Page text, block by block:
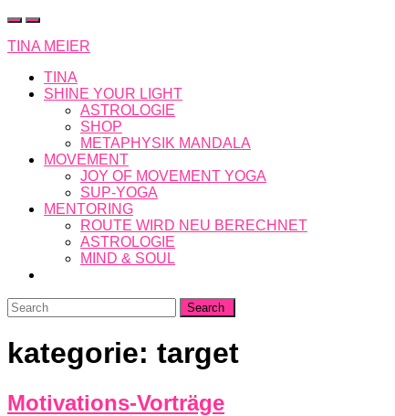
Skip
content
TINA MEIER
TINA
SHINE YOUR LIGHT
ASTROLOGIE
SHOP
METAPHYSIK MANDALA
MOVEMENT
JOY OF MOVEMENT YOGA
SUP-YOGA
MENTORING
ROUTE WIRD NEU BERECHNET
ASTROLOGIE
MIND & SOUL
Search
for:
kategorie: target
Motivations-Vorträge